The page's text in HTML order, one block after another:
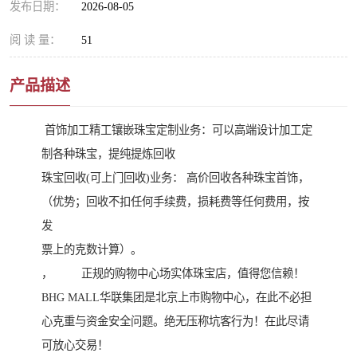
发布日期： 2026-08-05
阅 读 量： 51
产品描述
首饰加工精工镶嵌珠宝定制业务：可以高端设计加工定
制各种珠宝，提纯提炼回收
珠宝回收(可上门回收)业务： 高价回收各种珠宝首饰，
（优势；回收不扣任何手续费，损耗费等任何费用，按
发
票上的克数计算）。
， 正规的购物中心场实体珠宝店，值得您信赖！
BHG MALL华联集团是北京上市购物中心，在此不必担
心克重与资金安全问题。绝无压称坑客行为！在此尽请
可放心交易！